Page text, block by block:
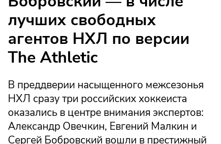
лучших свободных
агентов НХЛ по версии
The Athletic
В преддверии насыщенного межсезонья
НХЛ сразу три российских хоккеиста
оказались в центре внимания экспертов:
Александр Овечкин, Евгений Малкин и
Сергей Бобровский вошли в престижный